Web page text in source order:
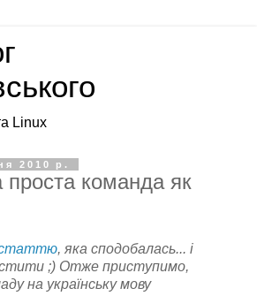
Linux
2010 р.
проста команда як
статтю, яка сподобалась... і
;) Отже приступимо,
на українську мову